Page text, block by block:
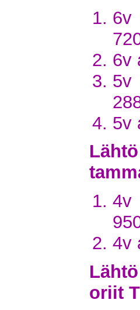
6v
6v
5v
5v
4v
oriit